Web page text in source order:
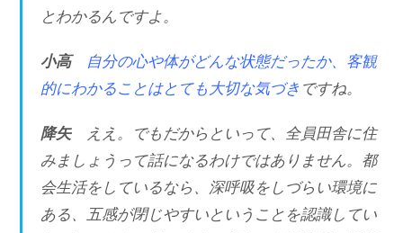
とわかるんですよ。
小高 自分の心や体がどんな状態だったか、客観
的にわかることはとても大切な気づき ですね。
降矢
ええ。でもだからといって、全員田舎に住
みましょうって話になるわけではありません。都
会生活をしているなら、深呼吸をしづらい環境に
ある、五感が閉じやすいということを認識してい